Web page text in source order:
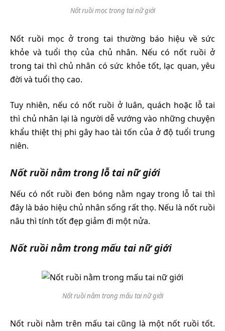
Nốt ruồi mọc trong tai nữ giới
Nốt ruồi mọc ở trong tai thường báo hiệu về sức
khỏe và tuổi thọ của chủ nhân. Nếu có nốt ruồi ở
trong tai thì chủ nhân có sức khỏe tốt, lạc quan, yêu
đời và tuổi thọ cao.
Tuy nhiên, nếu có nốt ruồi ở luân, quách hoặc lỗ tai
thì chủ nhân lại là người dễ vướng vào những chuyện
khẩu thiệt thị phi gây hao tài tốn của ở độ tuổi trung
niên.
Nốt ruồi nằm trong lỗ tai nữ giới
Nếu có nốt ruồi đen bóng nằm ngay trong lỗ tai thì
đây là báo hiệu chủ nhân sống rất thọ. Nếu là nốt ruồi
nâu thì tính tốt đẹp giảm đi một nửa.
Nốt ruồi nằm trong mấu tai nữ giới
Nốt ruồi nằm trong mấu tai nữ giới
Nốt ruồi nằm trên mấu tai cũng là một nốt ruồi tốt.